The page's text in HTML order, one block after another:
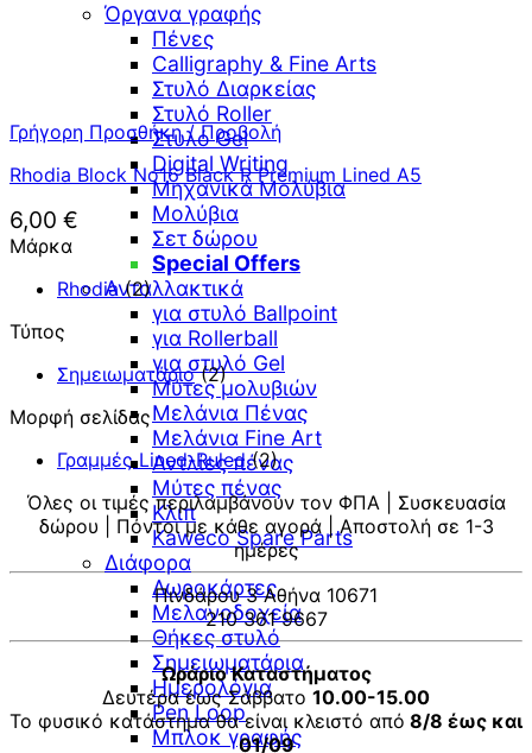
Όργανα γραφής
Πένες
Calligraphy & Fine Arts
Στυλό Διαρκείας
Στυλό Roller
Στυλό Gel
Digital Writing
Μηχανικά Μολύβια
Μολύβια
Σετ δώρου
Special Offers
Ανταλλακτικά
για στυλό Ballpoint
για Rollerball
για στυλό Gel
Μύτες μολυβιών
Μελάνια Πένας
Μελάνια Fine Art
Αντλίες πένας
Μύτες πένας
Κλιπ
Kaweco Spare Parts
Διάφορα
Δωροκάρτες
Μελανοδοχεία
Θήκες στυλό
Σημειωματάρια
Ημερολόγια
Pen Loop
Μπλοκ γραφής
Γρήγορη Προσθήκη / Προβολή
Rhodia Block No16 Black R Premium Lined A5
6,00 €
Μάρκα
Rhodia (2)
Τύπος
Σημειωματάριο (2)
Μορφή σελίδας
Γραμμές Lined-Ruled (2)
Όλες οι τιμές περιλαμβάνουν τον ΦΠΑ | Συσκευασία
δώρου | Πόντοι με κάθε αγορά | Αποστολή σε 1-3
ημέρες
Πινδάρου 3 Αθήνα 10671
210 361 9667
Ωράριο Καταστήματος
Δευτέρα έως Σάββατο 10.00-15.00
Το φυσικό κατάστημα θα είναι κλειστό από 8/8 έως και
01/09